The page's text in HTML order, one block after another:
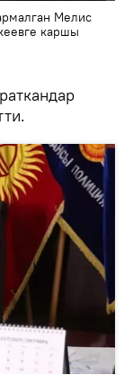
Мелис
каршы